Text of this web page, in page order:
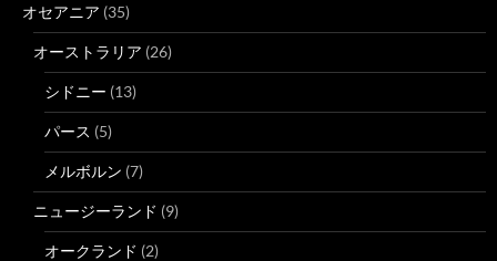
オセアニア (35)
オーストラリア (26)
シドニー (13)
パース (5)
メルボルン (7)
ニュージーランド (9)
オークランド (2)